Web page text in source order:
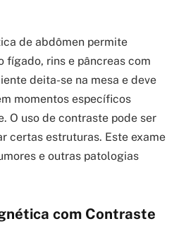
de abdômen permite
fígado, rins e pâncreas com
deita-se na mesa e deve
momentos específicos
O uso de contraste pode ser
certas estruturas. Este exame
e outras patologias
com Contraste